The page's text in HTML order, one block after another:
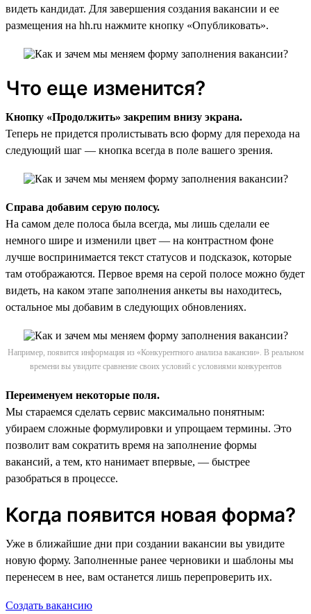
видеть кандидат. Для завершения создания вакансии и ее
размещения на hh.ru нажмите кнопку «Опубликовать».
Что еще изменится?
Кнопку «Продолжить» закрепим внизу экрана.
Теперь не придется пролистывать всю форму для перехода на
следующий шаг — кнопка всегда в поле вашего зрения.
Справа добавим серую полосу.
На самом деле полоса была всегда, мы лишь сделали ее
немного шире и изменили цвет — на контрастном фоне
лучше воспринимается текст статусов и подсказок, которые
там отображаются. Первое время на серой полосе можно будет
видеть, на каком этапе заполнения анкеты вы находитесь,
остальное мы добавим в следующих обновлениях.
Например, появится информация из «Конкурентного анализа вакансии». В реальном
времени вы увидите сравнение своих условий с условиями конкурентов
Переименуем некоторые поля.
Мы стараемся сделать сервис максимально понятным:
убираем сложные формулировки и упрощаем термины. Это
позволит вам сократить время на заполнение формы
вакансий, а тем, кто нанимает впервые, — быстрее
разобраться в процессе.
Когда появится новая форма?
Уже в ближайшие дни при создании вакансии вы увидите
новую форму. Заполненные ранее черновики и шаблоны мы
перенесем в нее, вам останется лишь перепроверить их.
Создать вакансию